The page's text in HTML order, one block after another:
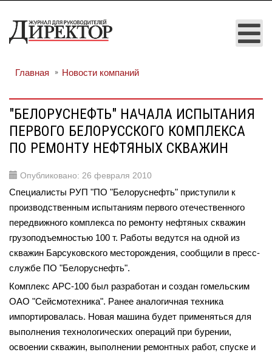
Главная Новости компаний
"БЕЛОРУСНЕФТЬ" НАЧАЛА ИСПЫТАНИЯ
ПЕРВОГО БЕЛОРУССКОГО КОМПЛЕКСА
ПО РЕМОНТУ НЕФТЯНЫХ СКВАЖИН
Опубликовано: 26 февраля 2010
Специалисты РУП "ПО "Белоруснефть" приступили к
производственным испытаниям первого отечественного
передвижного комплекса по ремонту нефтяных скважин
грузоподъемностью 100 т. Работы ведутся на одной из
скважин Барсуковского месторождения, сообщили в пресс-
службе ПО "Белоруснефть".
Комплекс АРС-100 был разработан и создан гомельским
ОАО "Сейсмотехника". Ранее аналогичная техника
импортировалась. Новая машина будет применяться для
выполнения технологических операций при бурении,
освоении скважин, выполнении ремонтных работ, спуске и